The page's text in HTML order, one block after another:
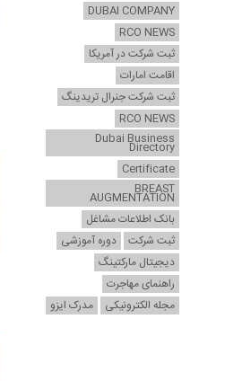
DUBAI COMPANY
RCO NEWS
ثبت شرکت در آمریکا
اقامت امارات
ثبت شرکت جنرال تریدینگ
RCO NEWS
Dubai Business
Directory
Certificate
BREAST
AUGMENTATION
بانک اطلاعات مشاغل
ثبت شرکت
دوره آموزشی
دیجیتال مارکتینگ
راهنمای مهاجرت
مجله الکترونیکی
مدرک ایزو